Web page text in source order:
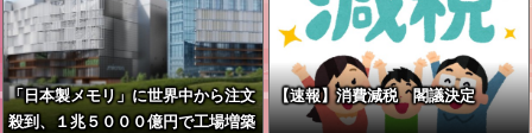
「日本製メモリ」に世界中から注文
殺到、１兆５０００億円で工場増築
【速報】消費減税 閣議決定